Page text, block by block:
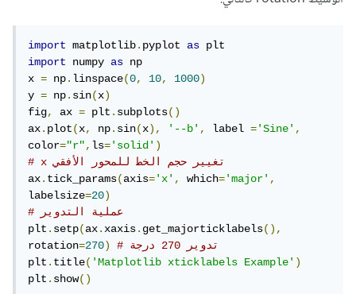
import matplotlib.pyplot as
import
numpy as np
x = np.linspace(0, 10, 1000)
y = np.sin(x)
fig, ax = plt.subplots()
ax.plot(x, np.sin(x), '--b', label ='Sine',
color="r",ls='solid')
ax.tick_params(axis='x', which='major',
labelsize=20)
# عملية التدوير
plt.setp(ax.xaxis.get_majorticklabels(),
rotation=270)
# تدوير 270 درجة
plt.title('Matplotlib xticklabels Example')
plt.show()